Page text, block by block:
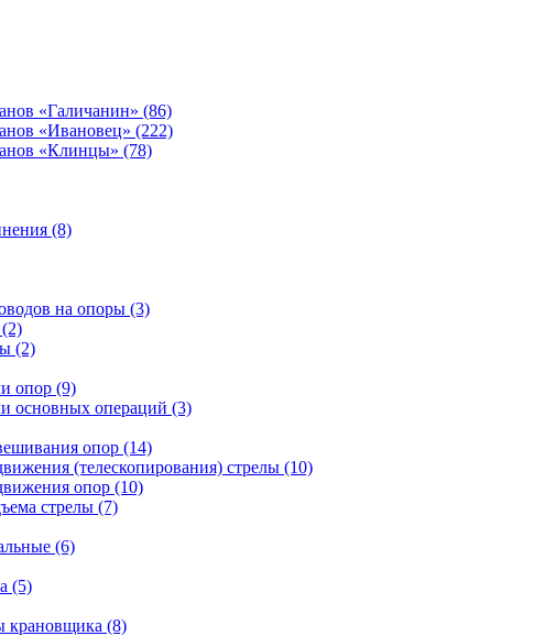
«Галичанин» (86)
«Ивановец» (222)
«Клинцы» (78)
(8)
на опоры (3)
(2)
опор (9)
основных операций (3)
опор (14)
(телескопирования) стрелы (10)
опор (10)
стрелы (7)
(6)
(5)
крановщика (8)